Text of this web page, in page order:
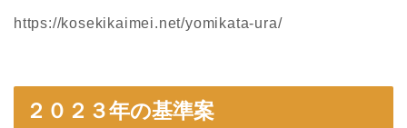
https://kosekikaimei.net/yomikata-ura/
２０２３年の基準案